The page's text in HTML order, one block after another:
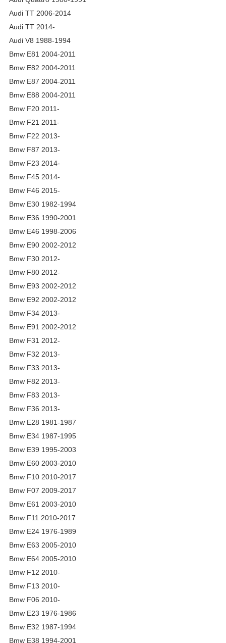
Audi TT 2006-2014
Audi TT 2014-
Audi V8 1988-1994
Bmw E81 2004-2011
Bmw E82 2004-2011
Bmw E87 2004-2011
Bmw E88 2004-2011
Bmw F20 2011-
Bmw F21 2011-
Bmw F22 2013-
Bmw F87 2013-
Bmw F23 2014-
Bmw F45 2014-
Bmw F46 2015-
Bmw E30 1982-1994
Bmw E36 1990-2001
Bmw E46 1998-2006
Bmw E90 2002-2012
Bmw F30 2012-
Bmw F80 2012-
Bmw E93 2002-2012
Bmw E92 2002-2012
Bmw F34 2013-
Bmw E91 2002-2012
Bmw F31 2012-
Bmw F32 2013-
Bmw F33 2013-
Bmw F82 2013-
Bmw F83 2013-
Bmw F36 2013-
Bmw E28 1981-1987
Bmw E34 1987-1995
Bmw E39 1995-2003
Bmw E60 2003-2010
Bmw F10 2010-2017
Bmw F07 2009-2017
Bmw E61 2003-2010
Bmw F11 2010-2017
Bmw E24 1976-1989
Bmw E63 2005-2010
Bmw E64 2005-2010
Bmw F12 2010-
Bmw F13 2010-
Bmw F06 2010-
Bmw E23 1976-1986
Bmw E32 1987-1994
Bmw E38 1994-2001